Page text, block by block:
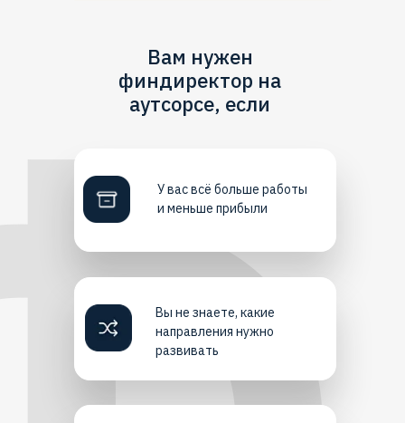
У вас всё больше работы
и меньше прибыли
Вы не знаете, какие
направления нужно
развивать
Вам нужен
финдиректор на
аутсорсе, если